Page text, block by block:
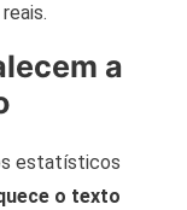
a
estatísticos
o texto